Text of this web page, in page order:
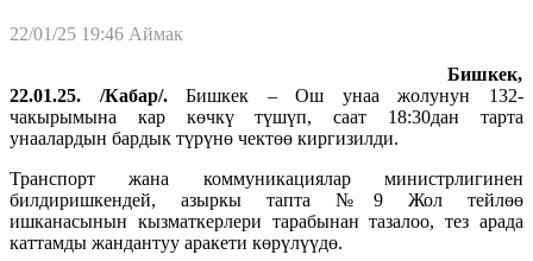
22/01/25 19:46 Аймак
Бишкек,
22.01.25. /Кабар/.Бишкек – Ош унаа жолунун 132-
чакырымына кар көчкү түшүп, саат 18:30дан тарта
унаалардын бардык түрүнө чектөө киргизилди.
Транспорт жана коммуникациялар министрлигинен
билдиришкендей, азыркы тапта №9 Жол тейлөө
ишканасынын кызматкерлери тарабынан тазалоо, тез арада
каттамды жандантуу аракети көрүлүүдө.